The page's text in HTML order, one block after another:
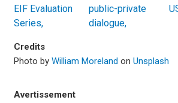
EIF Evaluation
Series
public-private
dialogue
Credits
Photo by William Moreland on Unsplash
Avertissement